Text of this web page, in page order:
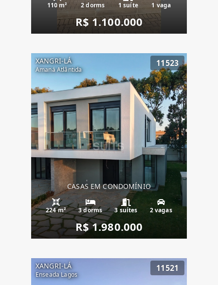
110 m² 2 dorms 1 suíte 1 vaga
R$ 1.100.000
XANGRI-LÁ
Amaná Atlântida
11523
CASAS EM CONDOMÍNIO
224 m² 3 dorms 3 suítes 2 vagas
R$ 1.980.000
XANGRI-LÁ
Enseada Lagos
11521